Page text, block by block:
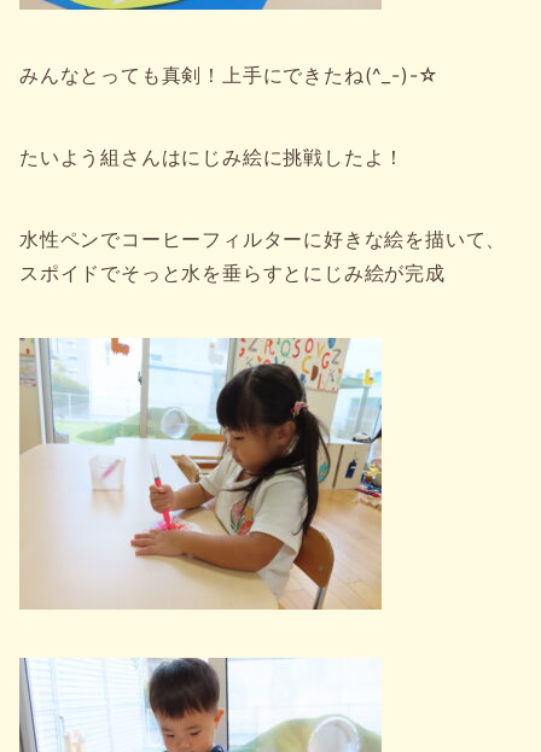
みんなとっても真剣！上手にできたね(^_-)-☆
たいよう組さんはにじみ絵に挑戦したよ！
水性ペンでコーヒーフィルターに好きな絵を描いて、
スポイドでそっと水を垂らすとにじみ絵が完成